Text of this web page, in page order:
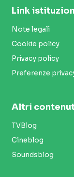
Link
Note legali
Cookie policy
Privacy policy
Preferenze
Altri
TVBlog
Cineblog
Soundsblog